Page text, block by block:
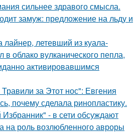
сильнее здравого смысла.
замуж: предложение на льду и
лайнер, летевший из куала-
в облако вулканического пепла,
активировавшимся
за Этот нос": Евгения
почему сделала ринопластику.
- в сети обсуждают
на роль возлюбленного авроры